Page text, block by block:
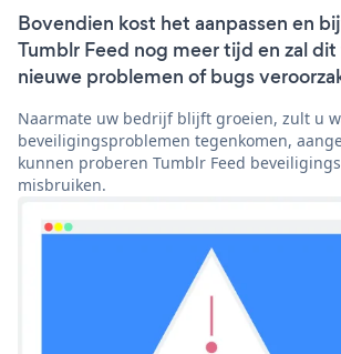
Bovendien kost het aanpassen en
Tumblr Feed nog meer tijd en zal
nieuwe problemen of bugs
Naarmate uw bedrijf blijft groeien, zult u
beveiligingsproblemen tegenkomen,
kunnen proberen Tumblr Feed
misbruiken.